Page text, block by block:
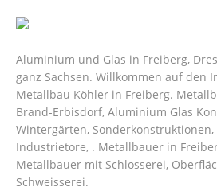
Aluminium und Glas in Freiberg,
ganz Sachsen. Willkommen auf den
Metallbau Köhler in Freiberg.
Brand-Erbisdorf, Aluminium Glas
Wintergärten, Sonderkonstruktionen,
Industrietore, . Metallbauer in
Metallbauer mit Schlosserei,
Schweisserei.